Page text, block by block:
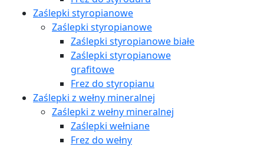
Zaślepki styropianowe
Zaślepki styropianowe
Zaślepki styropianowe białe
Zaślepki styropianowe
grafitowe
Frez do styropianu
Zaślepki z wełny mineralnej
Zaślepki z wełny mineralnej
Zaślepki wełniane
Frez do wełny